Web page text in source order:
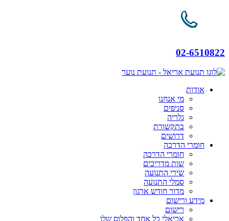
02-
אודות
מי אנחנו
סניפים
גלריה
בתקשורת
דרושים
חומרי הדרכה
חומרי הדרכה
שות מדריכים
שירי התנועה
סמלי התנועה
מדור חודש ארגון
מידע ורישום
רישום
אריאלי כל אחד והפלוס שלו